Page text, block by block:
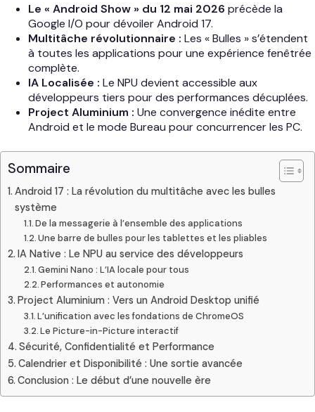
Le « Android Show » du 12 mai 2026 précède la
Google I/O pour dévoiler Android 17.
Multitâche révolutionnaire : Les « Bulles » s’étendent
à toutes les applications pour une expérience fenêtrée
complète.
IA Localisée : Le NPU devient accessible aux
développeurs tiers pour des performances décuplées.
Project Aluminium : Une convergence inédite entre
Android et le mode Bureau pour concurrencer les PC.
Sommaire
Android 17 : La révolution du multitâche avec les bulles
système
De la messagerie à l’ensemble des applications
Une barre de bulles pour les tablettes et les pliables
IA Native : Le NPU au service des développeurs
Gemini Nano : L’IA locale pour tous
Performances et autonomie
Project Aluminium : Vers un Android Desktop unifié
L’unification avec les fondations de ChromeOS
Le Picture-in-Picture interactif
Sécurité, Confidentialité et Performance
Calendrier et Disponibilité : Une sortie avancée
Conclusion : Le début d’une nouvelle ère